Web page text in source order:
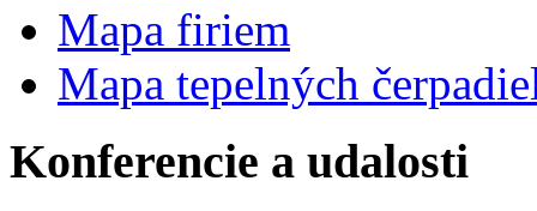
Mapa firiem
Mapa tepelných
Konferencie a udalosti